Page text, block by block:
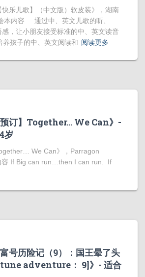
乐儿歌】（中文版）软皮装》，湖南
本内容 通过中、英文儿歌的听、
，让小朋友接受标准的中、英文读音
孩子的中、英文阅读和 阅读更多
订】Together… We Can》-
岁
We Can》，Parragon
容 If Big can run…then I can run. If
号历险记（9）：国王晕了头
adventure： 9]》- 适合